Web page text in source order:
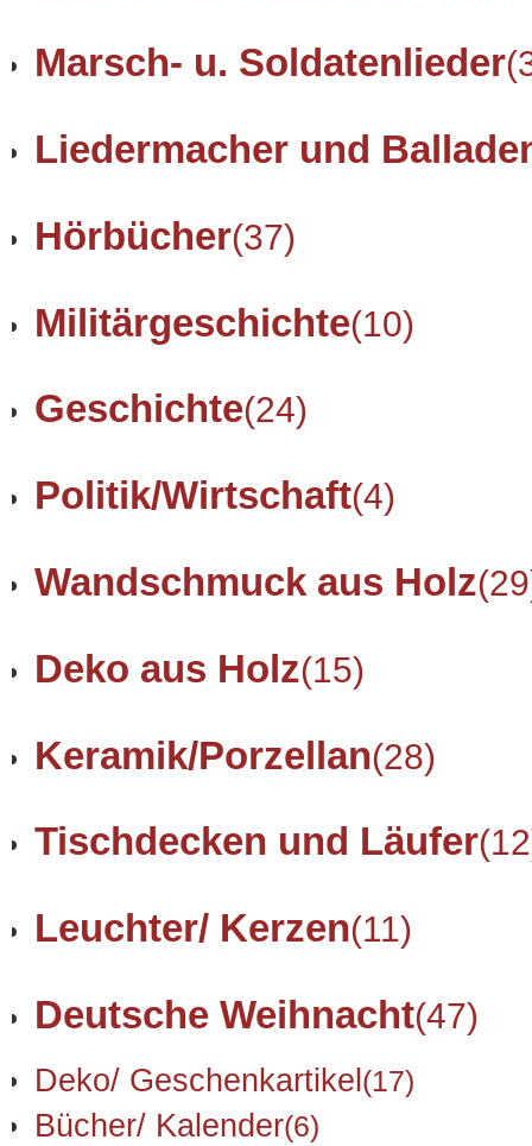
Marsch- u. Soldatenlieder
Liedermacher und
Hörbücher(37)
Militärgeschichte(10)
Geschichte(24)
Politik/Wirtschaft(4)
Wandschmuck aus Holz
Deko aus Holz(15)
Keramik/Porzellan(28)
Tischdecken und Läufer
Leuchter/ Kerzen(11)
Deutsche Weihnacht(47)
Deko/ Geschenkartikel(17)
Bücher/ Kalender(6)